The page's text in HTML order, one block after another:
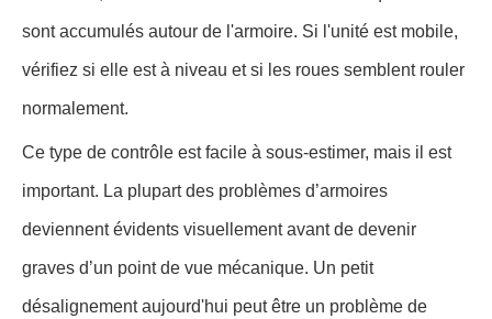
sont accumulés autour de l'armoire. Si l'unité est mobile,
vérifiez si elle est à niveau et si les roues semblent rouler
normalement.
Ce type de contrôle est facile à sous-estimer, mais il est
important. La plupart des problèmes d’armoires
deviennent évidents visuellement avant de devenir
graves d’un point de vue mécanique. Un petit
désalignement aujourd'hui peut être un problème de